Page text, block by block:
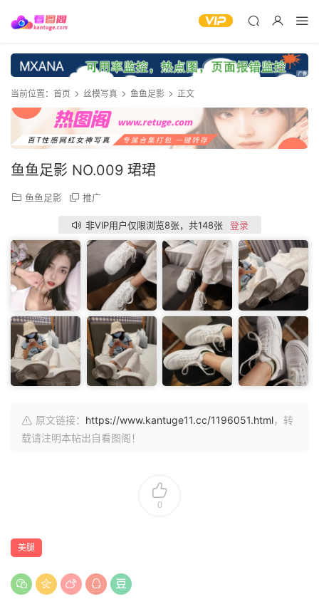
当前位置： 首页 丝模写真 鱼鱼足影 正文
鱼鱼足影 NO.009 珺珺
鱼鱼足影 推广
非VIP用户仅限浏览8张，共148张 登录
原文链接： https://www.kantuge11.cc/1196051.html，转
载请注明本帖出自看图阁！
0
美腿